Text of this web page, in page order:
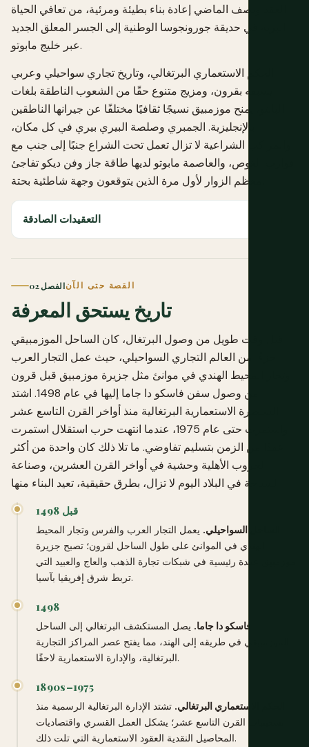
العقد ونصف الماضي إعادة بناء بطيئة ومرئية، من تعافي الحياة
البرية في حديقة جورونجوسا الوطنية إلى الجسر المعلق الجديد
عبر خليج مابوتو.
الحكم الاستعماري البرتغالي، وتاريخ تجاري سواحيلي وعربي
يسبقه بقرون، ومزيج متنوع حقًا من الشعوب الناطقة بلغات
البانتو، يمنح موزمبيق نسيجًا ثقافيًا مختلفًا عن جيرانها الناطقين
بالإنجليزية. الجمبري وصلصة البيري بيري في كل مكان،
والمراكب الشراعية لا تزال تعمل تحت الشراع جنبًا إلى جنب مع
قوارب الغوص، والعاصمة مابوتو لديها طاقة جاز وفن ديكو تفاجئ
التعقيدات الصادقة
الفصل 02القصة حتى الآن
تاريخ يستحق المعرفة
قبل وقت طويل من وصول البرتغال، كان الساحل الموزمبيقي
جزءًا من العالم التجاري السواحيلي، حيث عمل التجار العرب
وتجار المحيط الهندي في موانئ مثل جزيرة موزمبيق قبل قرون
من وصول سفن فاسكو دا جاما إليها في عام 1498. اشتد
السيطرة الاستعمارية البرتغالية منذ أواخر القرن التاسع عشر
واستمرت حتى عام 1975، عندما انتهت حرب استقلال استمرت
عقدًا من الزمن بتسليم تفاوضي. ما تلا ذلك كان واحدة من أكثر
الحروب الأهلية وحشية في أواخر القرن العشرين، وصناعة
قبل 1498
الساحل السواحيلي. يعمل التجار العرب والفرس وتجار المحيط
الهندي في الموانئ على طول الساحل لقرون؛ تصبح جزيرة
موزمبيق عقدة رئيسية في شبكات تجارة الذهب والعاج والعبيد التي
تربط شرق إفريقيا بآسيا.
1498
فاسكو دا جاما. يصل المستكشف البرتغالي إلى الساحل
الموزمبيقي في طريقه إلى الهند، مما يفتح عصر المراكز التجارية
البرتغالية، والإدارة الاستعمارية لاحقًا.
1890s–1975
الحكم الاستعماري البرتغالي. تشتد الإدارة البرتغالية الرسمية منذ
تسعينيات القرن التاسع عشر؛ يشكل العمل القسري واقتصاديات
المحاصيل النقدية العقود الاستعمارية التي تلت ذلك.